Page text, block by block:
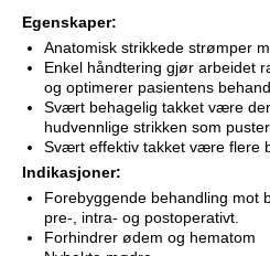
Egenskaper:
Anatomisk strikkede strømper
Enkel håndtering gjør arbeidet
og optimerer pasientens
Svært behagelig takket være
hudvennlige strikken som puster
Svært effektiv takket være flere
Indikasjoner:
Forebyggende behandling mot
pre-, intra- og postoperativt.
Forhindrer ødem og hematom